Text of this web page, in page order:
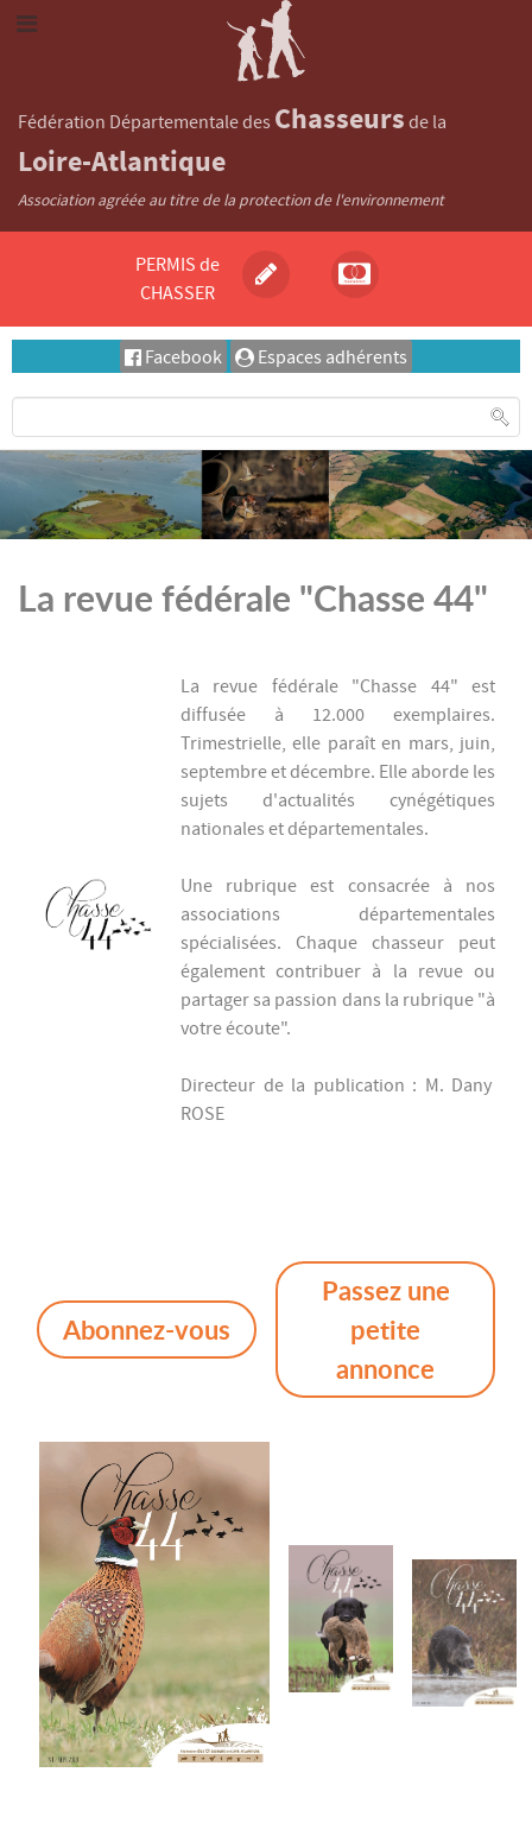
Fédération Départementale des Chasseurs de la
Loire-Atlantique
Association agréée au titre de la protection de l'environnement
PERMIS de
CHASSER
Facebook Espaces adhérents
La revue fédérale "Chasse 44"
La revue fédérale "Chasse 44" est
diffusée à 12.000 exemplaires.
Trimestrielle, elle paraît en mars, juin,
septembre et décembre. Elle aborde les
sujets d'actualités cynégétiques
nationales et départementales.
Une rubrique est consacrée à nos
associations départementales
spécialisées. Chaque chasseur peut
également contribuer à la revue ou
partager sa passion dans la rubrique "à
votre écoute".
Directeur de la publication : M. Dany
ROSE
Abonnez-vous
Passez une
petite
annonce